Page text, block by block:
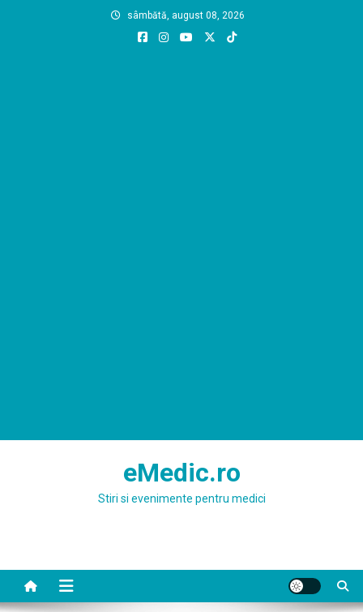
sâmbătă, august 08, 2026
eMedic.ro
Stiri si evenimente pentru medici